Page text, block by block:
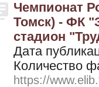
Чемпионат
Томск) - ФК
стадион
Дата
Количество
https://